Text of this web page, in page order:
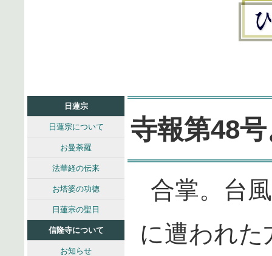
日蓮宗
日蓮宗について
お曼荼羅
法華経の伝来
お塔婆の功徳
日蓮宗の聖日
信隆寺について
お知らせ
寺報第48
合掌。台
に遭われ